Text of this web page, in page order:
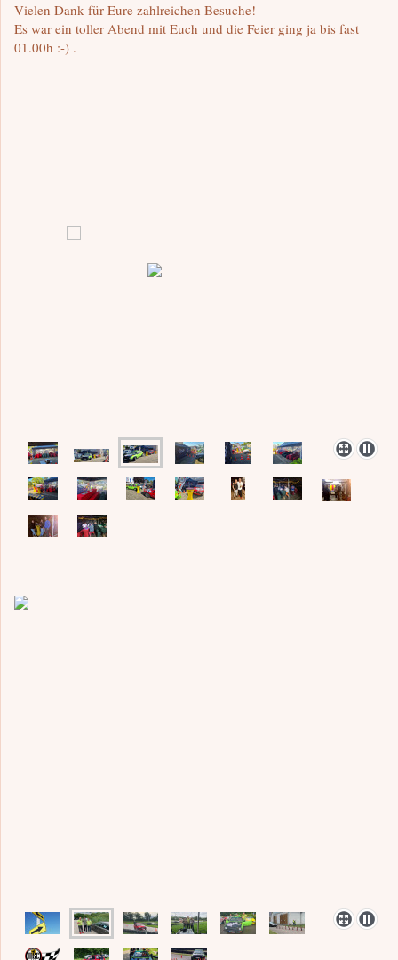
Vielen Dank für Eure zahlreichen Besuche!
Es war ein toller Abend mit Euch und die Feier ging ja bis fast
01.00h :-) .